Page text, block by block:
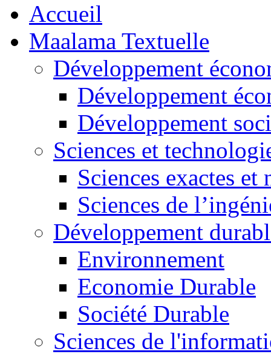
Accueil
Maalama Textuelle
Développement
Développement
Développement
Sciences et
Sciences exactes et
Sciences de
Développement
Environnement
Economie Durable
Société Durable
Sciences de